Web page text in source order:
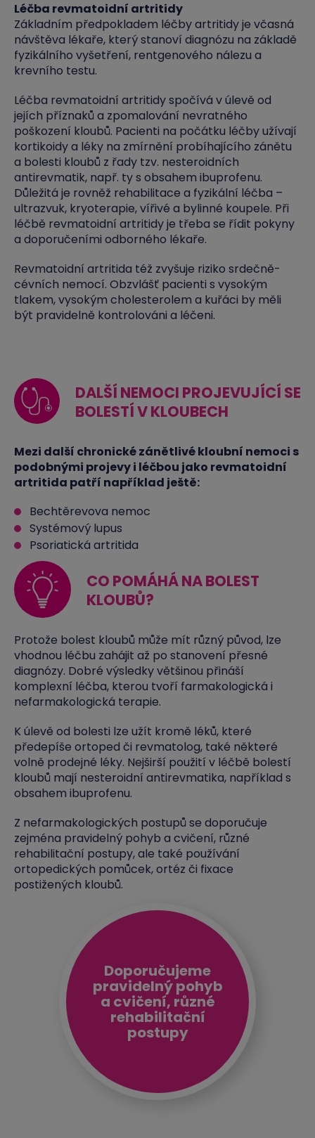
Léčba revmatoidní artritidy
Základním předpokladem léčby artritidy je včasná
návštěva lékaře, který stanoví diagnózu na základě
fyzikálního vyšetření, rentgenového nálezu a
krevního testu.
Léčba revmatoidní artritidy spočívá v úlevě od
jejích příznaků a zpomalování nevratného
poškození kloubů. Pacienti na počátku léčby užívají
kortikoidy a léky na zmírnění probíhajícího zánětu
a bolesti kloubů z řady tzv. nesteroidních
antirevmatik, např. ty s obsahem ibuprofenu.
Důležitá je rovněž rehabilitace a fyzikální léčba –
ultrazvuk, kryoterapie, vířivé a bylinné koupele. Při
léčbě revmatoidní artritidy je třeba se řídit pokyny
a doporučeními odborného lékaře.
Revmatoidní artritida též zvyšuje riziko srdečně-
cévních nemocí. Obzvlášť pacienti s vysokým
tlakem, vysokým cholesterolem a kuřáci by měli
být pravidelně kontrolováni a léčeni.
DALŠÍ NEMOCI PROJEVUJÍCÍ SE
BOLESTÍ V KLOUBECH
Mezi další chronické zánětlivé kloubní nemoci s
podobnými projevy i léčbou jako revmatoidní
artritida patří například ještě:
Bechtěrevova nemoc
Systémový lupus
Psoriatická artritida
CO POMÁHÁ NA BOLEST
KLOUBŮ?
Protože bolest kloubů může mít různý původ, lze
vhodnou léčbu zahájit až po stanovení přesné
diagnózy. Dobré výsledky většinou přináší
komplexní léčba, kterou tvoří farmakologická i
nefarmakologická terapie.
K úlevě od bolesti lze užít kromě léků, které
předepíše ortoped či revmatolog, také některé
volně prodejné léky. Nejširší použití v léčbě bolestí
kloubů mají nesteroidní antirevmatika, například s
obsahem ibuprofenu.
Z nefarmakologických postupů se doporučuje
zejména pravidelný pohyb a cvičení, různé
rehabilitační postupy, ale také používání
ortopedických pomůcek, ortéz či fixace
postižených kloubů.
Doporučujeme
pravidelný pohyb
a cvičení, různé
rehabilitační
postupy